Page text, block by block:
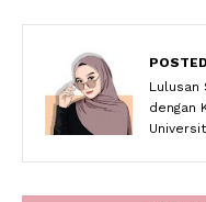
Lulusan
dengan